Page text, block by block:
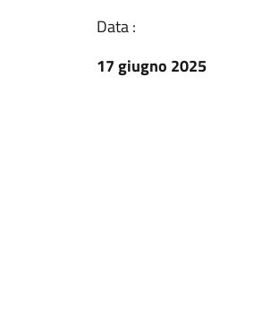
Data :
17 giugno 2025